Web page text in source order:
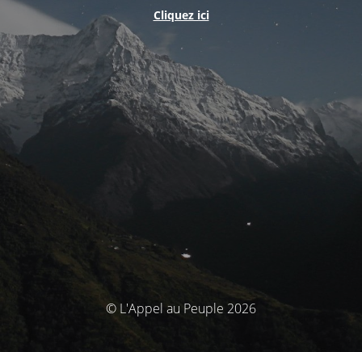
Cliquez ici
© L'Appel au Peuple 2026